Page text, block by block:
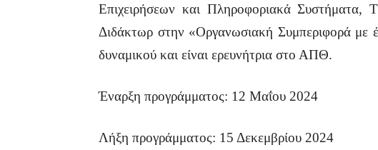
Επιχειρήσεων και Πληροφοριακά
Διδάκτωρ στην «Οργανωσιακή Συμπεριφορά με
δυναμικού και είναι ερευνήτρια στο ΑΠΘ.
Έναρξη προγράμματος: 12 Μαΐου 2024
Λήξη προγράμματος: 15 Δεκεμβρίου 2024